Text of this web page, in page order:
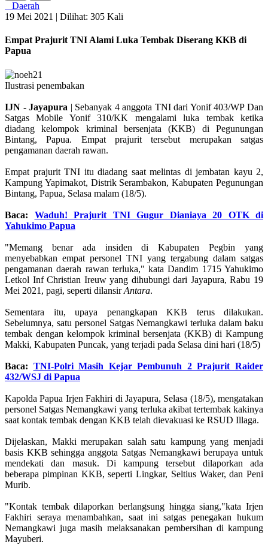
Daerah
19 Mei 2021 | Dilihat: 305 Kali
Empat Prajurit TNI Alami Luka Tembak Diserang KKB di
Papua
Ilustrasi penembakan
IJN - Jayapura | Sebanyak 4 anggota TNI dari Yonif 403/WP Dan
Satgas Mobile Yonif 310/KK mengalami luka tembak ketika
diadang kelompok kriminal bersenjata (KKB) di Pegunungan
Bintang, Papua. Empat prajurit tersebut merupakan satgas
pengamanan daerah rawan.
Empat prajurit TNI itu diadang saat melintas di jembatan kayu 2,
Kampung Yapimakot, Distrik Serambakon, Kabupaten Pegunungan
Bintang, Papua, Selasa malam (18/5).
Baca: Waduh! Prajurit TNI Gugur Dianiaya 20 OTK di
Yahukimo Papua
"Memang benar ada insiden di Kabupaten Pegbin yang
menyebabkan empat personel TNI yang tergabung dalam satgas
pengamanan daerah rawan terluka," kata Dandim 1715 Yahukimo
Letkol Inf Christian Ireuw yang dihubungi dari Jayapura, Rabu 19
Mei 2021, pagi, seperti dilansirAntara.
Sementara itu, upaya penangkapan KKB terus dilakukan.
Sebelumnya, satu personel Satgas Nemangkawi terluka dalam baku
tembak dengan kelompok kriminal bersenjata (KKB) di Kampung
Makki, Kabupaten Puncak, yang terjadi pada Selasa dini hari (18/5)
Baca: TNI-Polri Masih Kejar Pembunuh 2 Prajurit Raider
432/WSJ di Papua
Kapolda Papua Irjen Fakhiri di Jayapura, Selasa (18/5), mengatakan
personel Satgas Nemangkawi yang terluka akibat tertembak kakinya
saat kontak tembak dengan KKB telah dievakuasi ke RSUD Illaga.
Dijelaskan, Makki merupakan salah satu kampung yang menjadi
basis KKB sehingga anggota Satgas Nemangkawi berupaya untuk
mendekati dan masuk. Di kampung tersebut dilaporkan ada
beberapa pimpinan KKB, seperti Lingkar, Seltius Waker, dan Peni
Murib.
"Kontak tembak dilaporkan berlangsung hingga siang,"kata Irjen
Fakhiri seraya menambahkan, saat ini satgas penegakan hukum
Nemangkawi juga masih melaksanakan pembersihan di kampung
Mayuberi.